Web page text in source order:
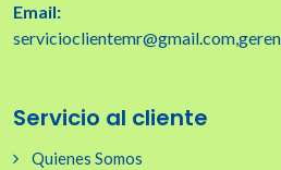
Email:
Servicio al cliente
Quienes Somos